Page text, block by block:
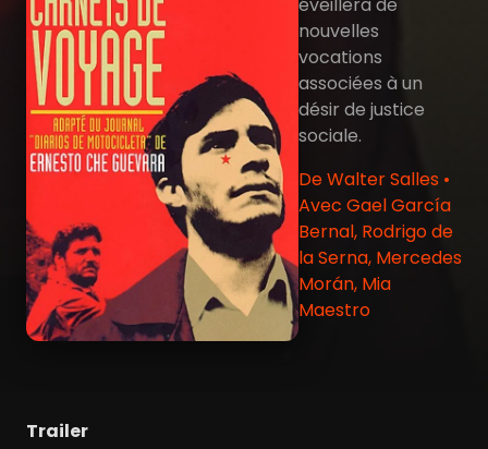
éveillera de
nouvelles
vocations
associées à un
désir de justice
sociale.
De Walter Salles •
Avec Gael García
Bernal, Rodrigo de
la Serna, Mercedes
Morán, Mia
Maestro
Trailer